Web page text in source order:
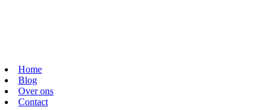
Home
Blog
Over ons
Contact